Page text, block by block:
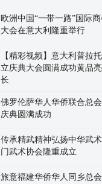
欧洲中国“一带一路”国际
大会在意大利隆重举行
【精彩视频】意大利普拉
立庆典大会圆满成功黄品
长
佛罗伦萨华人华侨联合总
庆典圆满成功
传承精武精神弘扬中华武
门武术协会隆重成立
旅意福建华侨华人同乡总